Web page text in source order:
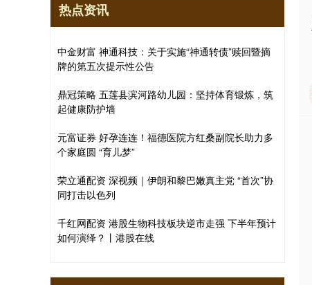
热点资讯
中金财富 神通科技：关于实施“神通转债”赎回暨摘
牌的第五次提示性公告
鼎冠策略 五莲县滨河路幼儿园：坚持体育锻炼，筑
起健康防护墙
元富证券 好孕连连！福德医院方红桑副院长助力多
个家庭圆 “育儿梦”
荣立通配资 深视频｜伊朗和黎巴嫩真主党 “首次”协
同打击以色列
千红网配资 港股生物科技板块逆市走强 下半年预计
如何演绎？丨港股在线